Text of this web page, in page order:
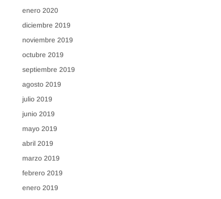
enero 2020
diciembre 2019
noviembre 2019
octubre 2019
septiembre 2019
agosto 2019
julio 2019
junio 2019
mayo 2019
abril 2019
marzo 2019
febrero 2019
enero 2019